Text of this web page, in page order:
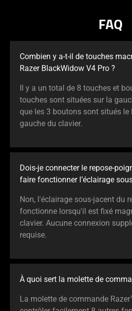
FAQ
Combien y a-t-il de touches
Razer BlackWidow V4 Pro ?
Il y a un total de 8 touches et
touches sont situées sur la
que les 3 boutons sont situés le
gauche du clavier.
Dois-je connecter le repose-
faire fonctionner l’éclairage
Non, l'éclairage sous-jacent du
fonctionne lorsqu'il est fixé
clavier. Aucune connexion
requise.
À quoi sert la molette de
La molette de commande